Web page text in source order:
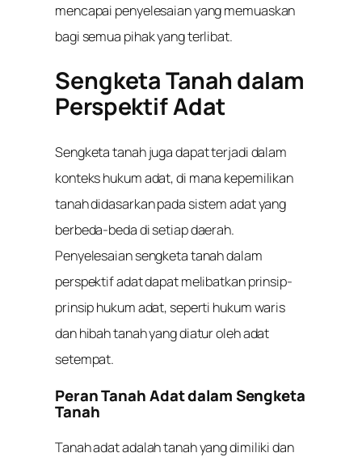
mencapai penyelesaian yang memuaskan
bagi semua pihak yang terlibat.
Sengketa Tanah dalam
Perspektif Adat
Sengketa tanah juga dapat terjadi dalam
konteks hukum adat, di mana kepemilikan
tanah didasarkan pada sistem adat yang
berbeda-beda di setiap daerah.
Penyelesaian sengketa tanah dalam
perspektif adat dapat melibatkan prinsip-
prinsip hukum adat, seperti hukum waris
dan hibah tanah yang diatur oleh adat
setempat.
Peran Tanah Adat dalam Sengketa
Tanah
Tanah adat adalah tanah yang dimiliki dan